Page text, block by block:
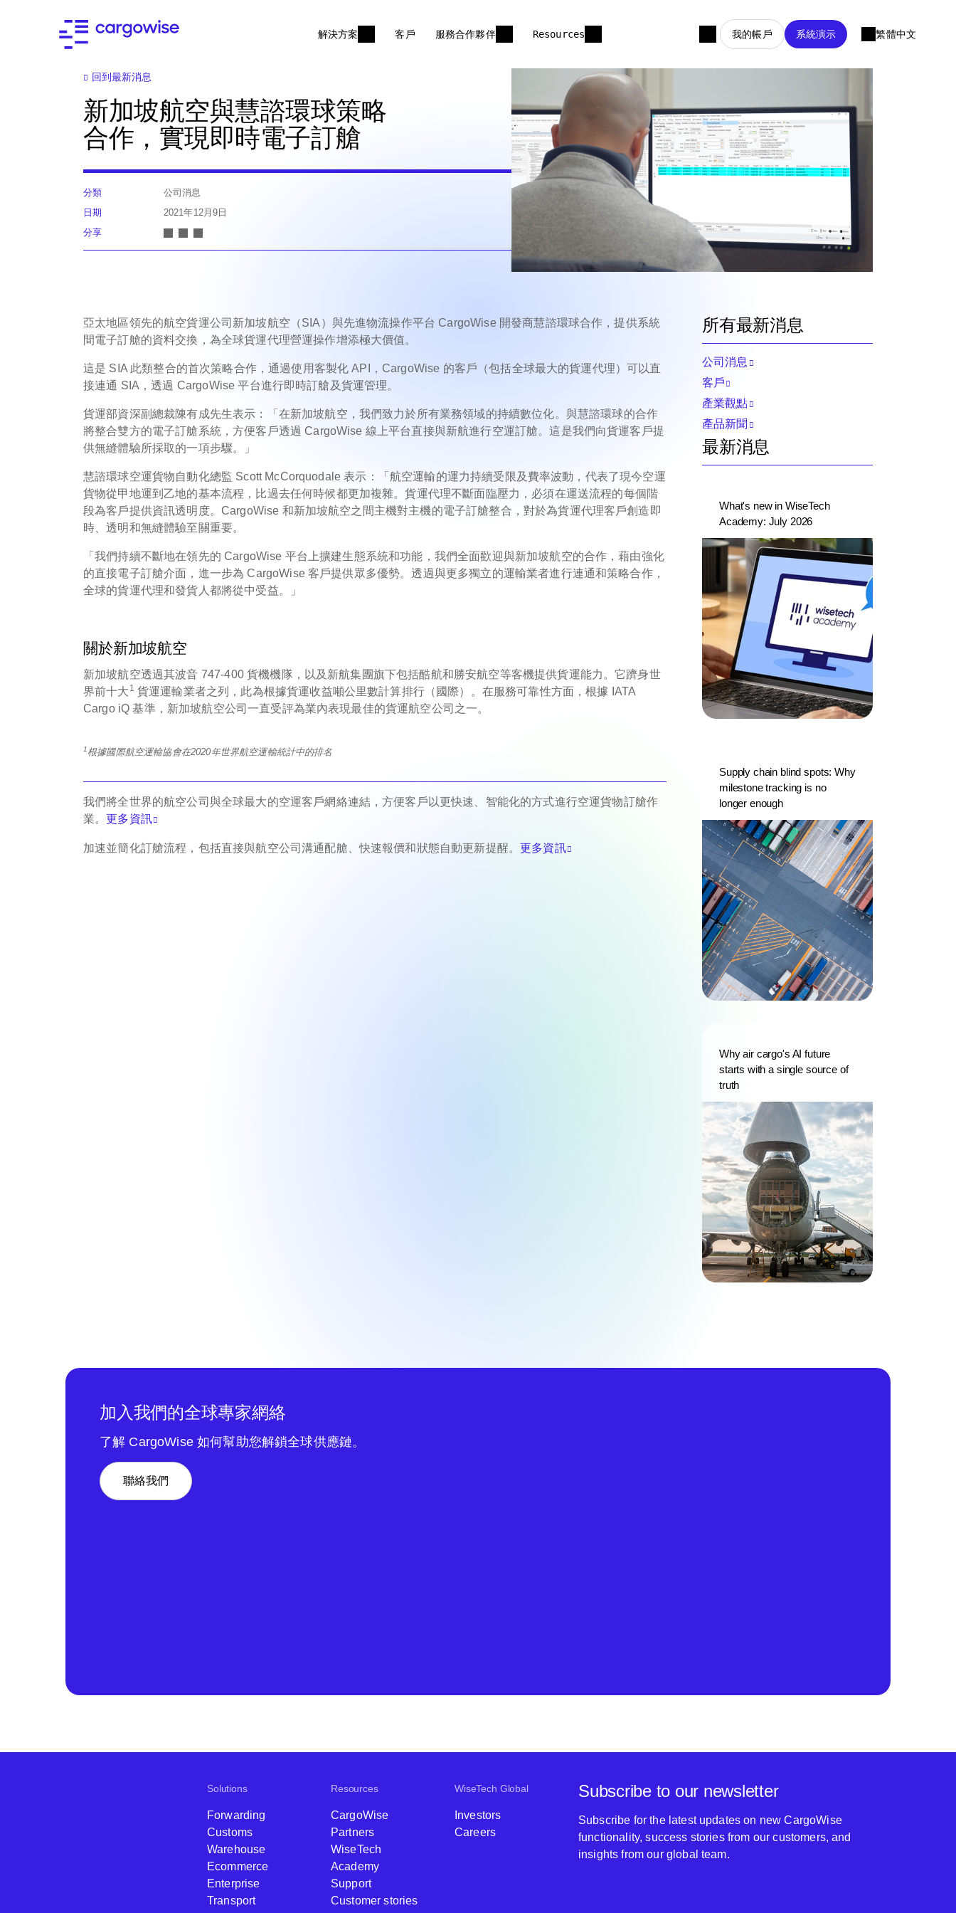
解決方案 客戶 服務合作夥伴 Resources 我的帳戶 系統演示 繁體中文
回到最新消息
新加坡航空與慧諮環球策略
合作，實現即時電子訂艙
分類
公司消息
日期
2021年12月9日
分享
亞太地區領先的航空貨運公司新加坡航空（SIA）與先進物流操作平台 CargoWise 開發商慧諮環球合作，提供系統
間電子訂艙的資料交換，為全球貨運代理營運操作增添極大價值。
這是 SIA 此類整合的首次策略合作，通過使用客製化 API，CargoWise 的客戶（包括全球最大的貨運代理）可以直
接連通 SIA，透過 CargoWise 平台進行即時訂艙及貨運管理。
貨運部資深副總裁陳有成先生表示：「在新加坡航空，我們致力於所有業務領域的持續數位化。與慧諮環球的合作
將整合雙方的電子訂艙系統，方便客戶透過 CargoWise 線上平台直接與新航進行空運訂艙。這是我們向貨運客戶提
供無縫體驗所採取的一項步驟。」
慧諮環球空運貨物自動化總監 Scott McCorquodale 表示：「航空運輸的運力持續受限及費率波動，代表了現今空運
貨物從甲地運到乙地的基本流程，比過去任何時候都更加複雜。貨運代理不斷面臨壓力，必須在運送流程的每個階
段為客戶提供資訊透明度。CargoWise 和新加坡航空之間主機對主機的電子訂艙整合，對於為貨運代理客戶創造即
時、透明和無縫體驗至關重要。
「我們持續不斷地在領先的 CargoWise 平台上擴建生態系統和功能，我們全面歡迎與新加坡航空的合作，藉由強化
的直接電子訂艙介面，進一步為 CargoWise 客戶提供眾多優勢。透過與更多獨立的運輸業者進行連通和策略合作，
全球的貨運代理和發貨人都將從中受益。」
關於新加坡航空
新加坡航空透過其波音 747-400 貨機機隊，以及新航集團旗下包括酷航和勝安航空等客機提供貨運能力。它躋身世
界前十大 1 貨運運輸業者之列，此為根據貨運收益噸公里數計算排行（國際）。在服務可靠性方面，根據 IATA
Cargo iQ 基準，新加坡航空公司一直受評為業內表現最佳的貨運航空公司之一。
1根據國際航空運輸協會在2020年世界航空運輸統計中的排名
我們將全世界的航空公司與全球最大的空運客戶網絡連結，方便客戶以更快速、智能化的方式進行空運貨物訂艙作
業。更多資訊
加速並簡化訂艙流程，包括直接與航空公司溝通配艙、快速報價和狀態自動更新提醒。更多資訊
所有最新消息
公司消息
客戶
產業觀點
產品新聞
最新消息
What's new in WiseTech
Academy: July 2026
Supply chain blind spots: Why
milestone tracking is no
longer enough
Why air cargo's AI future
starts with a single source of
truth
加入我們的全球專家網絡
了解 CargoWise 如何幫助您解鎖全球供應鏈。
聯絡我們
Solutions
Forwarding
Customs
Warehouse
Ecommerce
Enterprise
Transport
Resources
CargoWise
Partners
WiseTech
Academy
Support
Customer stories
WiseTech Global
Investors
Careers
Subscribe to our newsletter
Subscribe for the latest updates on new CargoWise
functionality, success stories from our customers, and
insights from our global team.